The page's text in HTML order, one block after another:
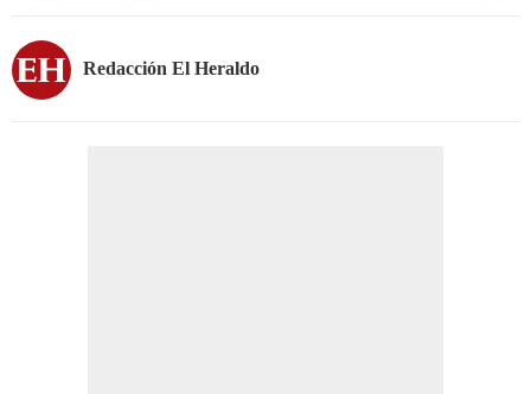
Redacción El Heraldo